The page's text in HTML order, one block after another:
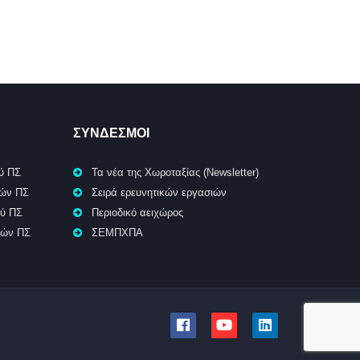
ΠΣ
ΠΣ
ΠΣ
ΠΣ
ΣΥΝΔΕΣΜΟΙ
Τα νέα της Χωροταξίας (Newsletter)
Σειρά ερευνητικών εργασιών
Περιοδικό αειχώρος
ΣΕΜΠΧΠΑ